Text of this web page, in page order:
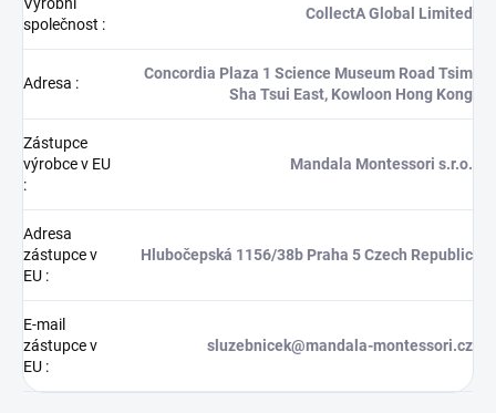
Výrobní
společnost :
CollectA Global Limited
Adresa :
Concordia Plaza 1 Science Museum Road Tsim
Sha Tsui East, Kowloon Hong Kong
Zástupce
výrobce v EU
:
Mandala Montessori s.r.o.
Adresa
zástupce v
EU :
Hlubočepská 1156/38b Praha 5 Czech Republic
E-mail
zástupce v
EU :
sluzebnicek@mandala-montessori.cz